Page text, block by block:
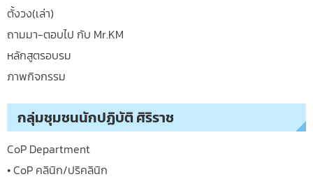
ตั้งวง(เล่า)
ถามมา-ตอบไป กับ Mr.KM
หลักสูตรอบรม
ภาพกิจกรรม
กลุ่มชุมชนนักปฏิบัติ ศิริราช
CoP Department
• CoP คลินิก/ปริคลินิก